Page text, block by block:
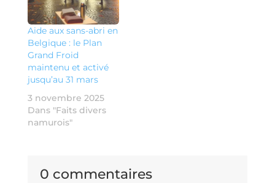
Aide aux sans-abri en
Belgique : le Plan
Grand Froid
maintenu et activé
jusqu’au 31 mars
3 novembre 2025
Dans "Faits divers
namurois"
0 commentaires